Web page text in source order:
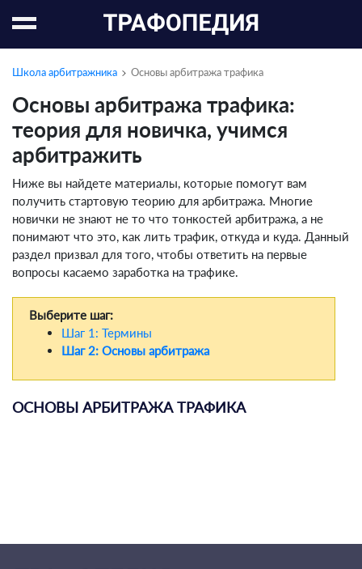
Школа арбитражника Основы арбитража трафика
Основы арбитража трафика:
теория для новичка, учимся
арбитражить
Ниже вы найдете материалы, которые помогут вам
получить стартовую теорию для арбитража. Многие
новички не знают не то что тонкостей арбитража, а не
понимают что это, как лить трафик, откуда и куда. Данный
раздел призвал для того, чтобы ответить на первые
вопросы касаемо заработка на трафике.
Выберите шаг:
Шаг 1: Термины
Шаг 2: Основы арбитража
ОСНОВЫ АРБИТРАЖА ТРАФИКА